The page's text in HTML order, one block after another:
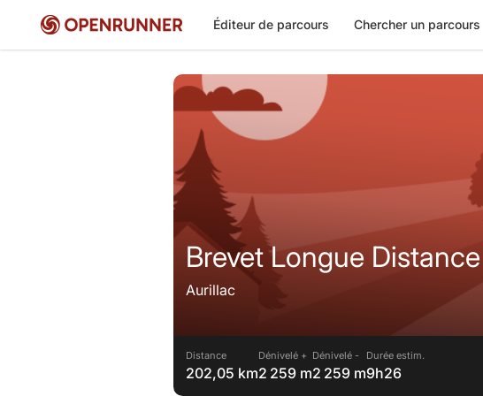
Éditeur de parcours Chercher un parcours
Brevet Longue
Aurillac
Distance
202,05 km
Dénivelé +
2 259 m
Dénivelé -
2 259 m
Durée estim.
9h26